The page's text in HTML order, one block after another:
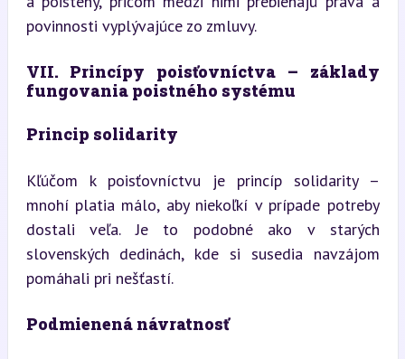
povinnosti vyplývajúce zo zmluvy.
VII. Princípy poisťovníctva – základy
fungovania poistného systému
Princip solidarity
Kľúčom k poisťovníctvu je princíp solidarity –
mnohí platia málo, aby niekoľkí v prípade potreby
dostali veľa. Je to podobné ako v starých
slovenských dedinách, kde si susedia navzájom
pomáhali pri nešťastí.
Podmienená návratnosť